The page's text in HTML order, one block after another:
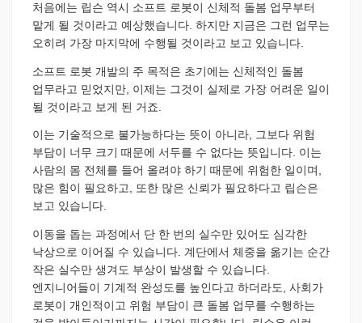
처음에는 립슨 역시 소프트 로봇이 신체적 돌봄 업무부터
맡게 될 것이라고 예상했습니다. 하지만 지금은 그런 업무는
오히려 가장 마지막에 수행될 것이라고 보고 있습니다.
소프트 로봇 개발의 주 목적은 초기에는 신체적인 돌봄
업무라고 믿었지만, 이제는 그것이 실제로 가장 어려운 일이
될 것이라고 보게 된 거죠.
이는 기술적으로 불가능하다는 뜻이 아니라, 그보다 위험
부담이 너무 크기 때문에 서두를 수 없다는 뜻입니다. 이는
사람의 몸 전체를 들어 올려야 하기 때문에 위험한 일이며,
많은 힘이 필요하고, 또한 많은 신뢰가 필요하다고 립슨은
보고 있습니다.
이동을 돕는 과정에서 단 한 번의 실수만 있어도 심각한
낙상으로 이어질 수 있습니다. 계단에서 체중을 옮기는 순간
작은 실수만 생겨도 부상이 발생할 수 있습니다.
엔지니어들이 기계적 완성도를 높인다고 하더라도, 사회가
로봇이 개인적이고 위험 부담이 큰 돌봄 업무를 수행하는